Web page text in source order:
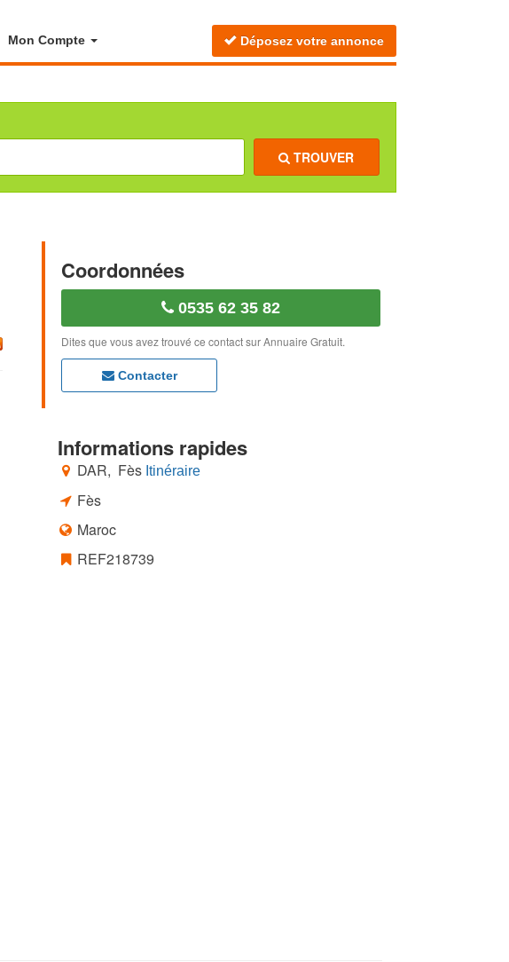
Mon Compte Déposez votre annonce
TROUVER
Coordonnées
0535 62 35 82
Dites que vous avez trouvé ce contact sur Annuaire Gratuit.
Contacter
Informations rapides
DAR, Fès Itinéraire
Fès
Maroc
REF218739